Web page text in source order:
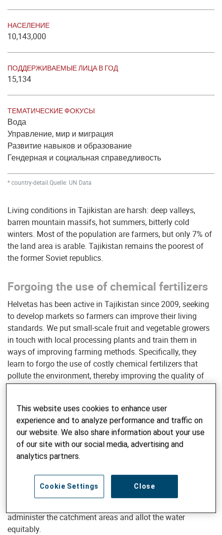
НАСЕЛЕНИЕ
10,143,000
ПОДДЕРЖИВАЕМЫЕ ЛИЦА В ГОД
15,134
ТЕМАТИЧЕСКИЕ ФОКУСЫ
Вода
Управление, мир и миграция
Развитие навыков и образование
Гендерная и социальная справедливость
* country-detail.Quelle: UN Data
Living conditions in Tajikistan are harsh: deep valleys,
barren mountain massifs, hot summers, bitterly cold
winters. Most of the population are farmers, but only 7% of
the land area is arable. Tajikistan remains the poorest of
the former Soviet republics.
Forgoing the use of chemical fertilizers
Helvetas has been active in Tajikistan since 2009, seeking
to develop markets so farmers can improve their living
standards. We put small-scale fruit and vegetable growers
in touch with local processing plants and train them in
ways of improving farming methods. Specifically, they
learn to forgo the use of costly chemical fertilizers that
pollute the environment, thereby improving the quality of
their produce, which can then fetch higher market prices.
contracts. One example is for the supply of organic
apricots that are marketedin Switzerland and elsewhere
Partner in implementing water reforms
implementation of a national water reform to increase
agricultural productivity. This includes maintenance and
administer the catchment areas and allot the water
equitably.
This website uses cookies to enhance user
experience and to analyze performance and traffic on
our website. We also share information about your use
of our site with our social media, advertising and
analytics partners.
Close
Cookie Settings